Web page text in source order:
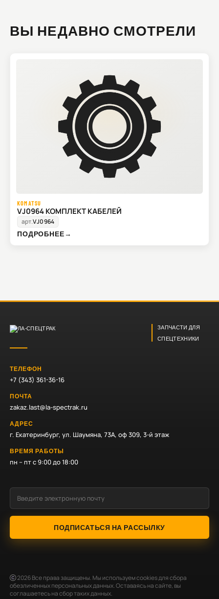
ВЫ НЕДАВНО СМОТРЕЛИ
KOMATSU
VJ0964 КОМПЛЕКТ КАБЕЛЕЙ
арт.VJ0964
ПОДРОБНЕЕ→
ЗАПЧАСТИ ДЛЯ
СПЕЦТЕХНИКИ
ТЕЛЕФОН
+7 (343) 361-36-16
ПОЧТА
zakaz.last@la-spectrak.ru
АДРЕС
г. Екатеринбург, ул. Шаумяна, 73А, оф 309, 3-й этаж
ВРЕМЯ РАБОТЫ
пн – пт с 9:00 до 18:00
ПОДПИСАТЬСЯ НА РАССЫЛКУ
2026Все права защищены. Мы используем cookies для сбора
обезличенных персональных данных. Оставаясь на сайте, вы
соглашаетесь на сбор таких данных.